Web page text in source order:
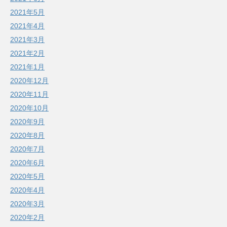
2021年5月
2021年4月
2021年3月
2021年2月
2021年1月
2020年12月
2020年11月
2020年10月
2020年9月
2020年8月
2020年7月
2020年6月
2020年5月
2020年4月
2020年3月
2020年2月